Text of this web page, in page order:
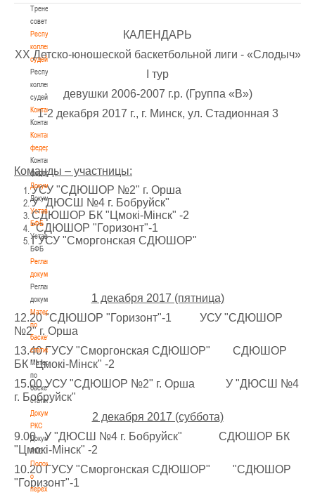
Тренерский
совет
Республиканская
коллегия
судей
Республиканская
коллегия
судей
Контакты
Контакты
Контакты
федерации
Контакты
федерации
Документы
Документы
Устав
БФБ
Устав
БФБ
Регламентирующие
документы
Регламентирующие
документы
Материалы
по
баскетбольной
статистике
Материалы
по
баскетбольной
статистике
Документы
РКС
Документы
РКС
Положение
о
переходах
КАЛЕНДАРЬ
ХX Детско-юношеской баскетбольной лиги - «Слодыч»
I тур
девушки 2006-2007 г.р. (Группа «В»)
1-2 декабря 2017 г., г. Минск, ул. Стадионная 3
Команды – участницы:
УСУ "СДЮШОР №2" г. Орша
У "ДЮСШ №4 г. Бобруйск"
СДЮШОР БК "Цмокi-Мiнск" -2
"СДЮШОР "Горизонт"-1
ГУСУ "Сморгонская СДЮШОР"
1 декабря 2017 (пятница)
12.20 "СДЮШОР "Горизонт"-1 УСУ "СДЮШОР
№2" г. Орша
13.40 ГУСУ "Сморгонская СДЮШОР" СДЮШОР
БК "Цмокi-Мiнск" -2
15.00 УСУ "СДЮШОР №2" г. Орша У "ДЮСШ №4
г. Бобруйск"
2 декабря 2017 (суббота)
9.00 У "ДЮСШ №4 г. Бобруйск" СДЮШОР БК
"Цмокi-Мiнск" -2
10.20 ГУСУ "Сморгонская СДЮШОР" "СДЮШОР
"Горизонт"-1